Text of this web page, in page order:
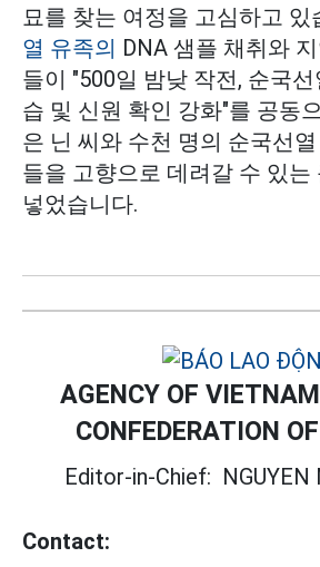
묘를 찾는 여정을 고심하고 있
열 유족의 DNA 샘플 채취와
들이 "500일 밤낮 작전, 순국
습 및 신원 확인 강화"를 공동
은 닌 씨와 수천 명의 순국선
들을 고향으로 데려갈 수 있는
넣었습니다.
AGENCY OF
CONFEDERATION
Editor-in-Chief: NGUYEN
Contact: